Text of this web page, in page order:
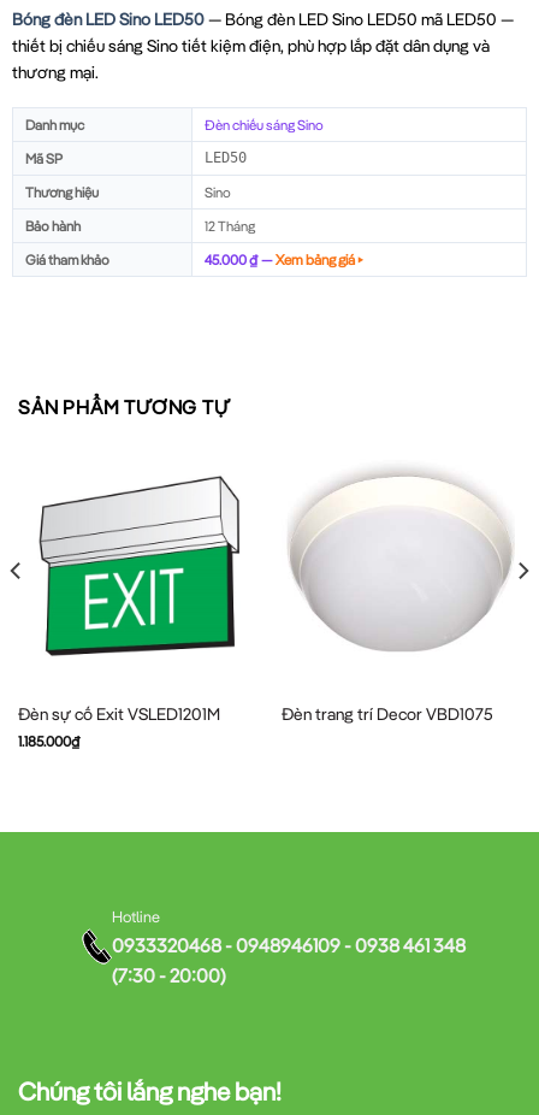
Bóng đèn LED Sino LED50— Bóng đèn LED Sino LED50 mã LED50 —
thiết bị chiếu sáng Sino tiết kiệm điện, phù hợp lắp đặt dân dụng và
thương mại.
Danh mục
Đèn chiếu sáng Sino
Mã SP
LED50
Thương hiệu
Sino
Bảo hành
12 Tháng
Giá tham khảo
45.000 ₫ —Xem bảng giá ▸
SẢN PHẨM TƯƠNG TỰ
Đèn sự cố Exit VSLED1201M
1.185.000₫
Đèn trang trí Decor VBD1075
Chúng tôi lắng nghe bạn!
Hotline
0933320468 - 0948946109 - 0938 461 348
(7:30 - 20:00)